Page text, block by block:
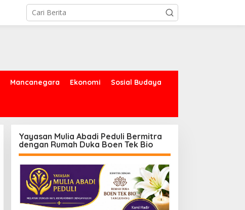
Mancanegara Ekonomi Sosial Budaya
Yayasan Mulia Abadi Peduli Bermitra
dengan Rumah Duka Boen Tek Bio